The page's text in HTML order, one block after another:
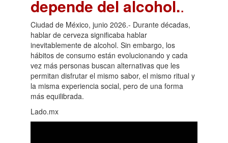
depende del alcohol..
Ciudad de México, junio 2026.- Durante décadas,
hablar de cerveza significaba hablar
inevitablemente de alcohol. Sin embargo, los
hábitos de consumo están evolucionando y cada
vez más personas buscan alternativas que les
permitan disfrutar el mismo sabor, el mismo ritual y
la misma experiencia social, pero de una forma
más equilibrada.
Lado.mx